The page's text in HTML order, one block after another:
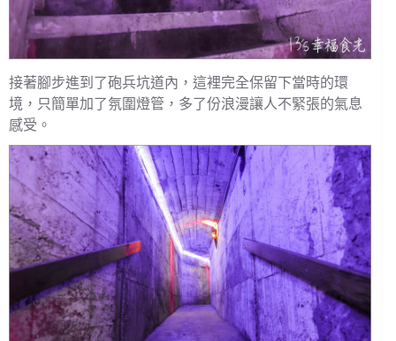
接著腳步進到了砲兵坑道內，這裡完全保留下當時的環
境，只簡單加了氛圍燈管，多了份浪漫讓人不緊張的氣息
感受。